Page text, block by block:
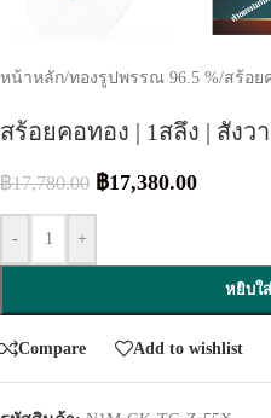
หน้าหลัก/ทองรูปพรรณ 96.5 %/สร้อย
สร้อยคอทอง | 1สลึง | สัง
฿17,780.00 ฿17,380.00
- +
หยิบใ
Compare Add to wishlist